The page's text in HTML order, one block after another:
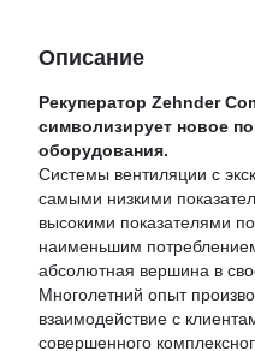
Описание
Рекуператор Zehnder
символизирует новое
оборудования.
Системы вентиляции с
самыми низкими
высокими показателями
наименьшим
абсолютная вершина в
Многолетний опыт
взаимодействие с
совершенного